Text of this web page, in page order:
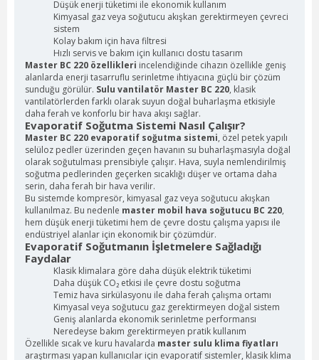
Düşük enerji tüketimi ile ekonomik kullanım
Kimyasal gaz veya soğutucu akışkan gerektirmeyen çevreci
sistem
Kolay bakım için hava filtresi
Hızlı servis ve bakım için kullanıcı dostu tasarım
Master BC 220 özellikleri incelendiğinde cihazın özellikle geniş
alanlarda enerji tasarruflu serinletme ihtiyacına güçlü bir çözüm
sunduğu görülür. Sulu vantilatör Master BC 220, klasik
vantilatörlerden farklı olarak suyun doğal buharlaşma etkisiyle
daha ferah ve konforlu bir hava akışı sağlar.
Evaporatif Soğutma Sistemi Nasıl Çalışır?
Master BC 220 evaporatif soğutma sistemi, özel petek yapılı
selüloz pedler üzerinden geçen havanın su buharlaşmasıyla doğal
olarak soğutulması prensibiyle çalışır. Hava, suyla nemlendirilmiş
soğutma pedlerinden geçerken sıcaklığı düşer ve ortama daha
serin, daha ferah bir hava verilir.
Bu sistemde kompresör, kimyasal gaz veya soğutucu akışkan
kullanılmaz. Bu nedenle master mobil hava soğutucu BC 220,
hem düşük enerji tüketimi hem de çevre dostu çalışma yapısı ile
endüstriyel alanlar için ekonomik bir çözümdür.
Evaporatif Soğutmanın İşletmelere Sağladığı
Faydalar
Klasik klimalara göre daha düşük elektrik tüketimi
Daha düşük CO₂ etkisi ile çevre dostu soğutma
Temiz hava sirkülasyonu ile daha ferah çalışma ortamı
Kimyasal veya soğutucu gaz gerektirmeyen doğal sistem
Geniş alanlarda ekonomik serinletme performansı
Neredeyse bakım gerektirmeyen pratik kullanım
Özellikle sıcak ve kuru havalarda master sulu klima fiyatları
araştırması yapan kullanıcılar için evaporatif sistemler, klasik klima